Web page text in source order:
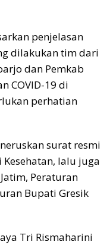
penjelasan
dilakukan tim dari
dan Pemkab
COVID-19 di
perhatian
surat resmi
Kesehatan, lalu juga
Peraturan
Bupati Gresik
Tri Rismaharini